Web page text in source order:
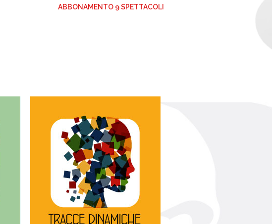
ABBONAMENTO 9 SPETTACOLI
Tracce dinamiche
Tracce Dinamiche è una
rassegna di teatro
d’innovazione e sperimentale.
Continua